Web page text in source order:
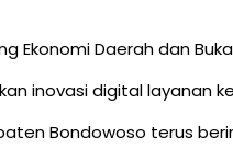
inovasi digital layanan
Bondowoso terus